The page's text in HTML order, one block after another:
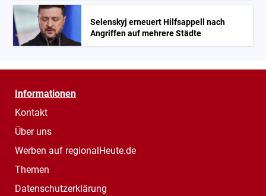
Selenskyj erneuert Hilfsappell nach
Angriffen auf mehrere Städte
Informationen
Kontakt
Über uns
Werben auf regionalHeute.de
Themen
Datenschutzerklärung